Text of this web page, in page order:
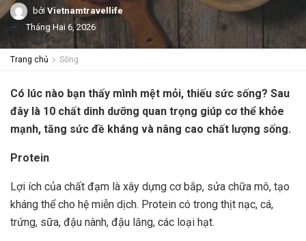
bởi Vietnamtravellife
Tháng Hai 6, 2026
Trang chủ Sống
Có lúc nào bạn thấy mình mệt mỏi, thiếu sức sống? Sau
đây là 10 chất dinh dưỡng quan trọng giúp cơ thể khỏe
mạnh, tăng sức đề kháng và nâng cao chất lượng sống.
Protein
Lợi ích của chất đạm là xây dựng cơ bắp, sửa chữa mô, tạo
kháng thể cho hệ miễn dịch. Protein có trong thịt nạc, cá,
trứng, sữa, đậu nành, đậu lăng, các loại hạt.